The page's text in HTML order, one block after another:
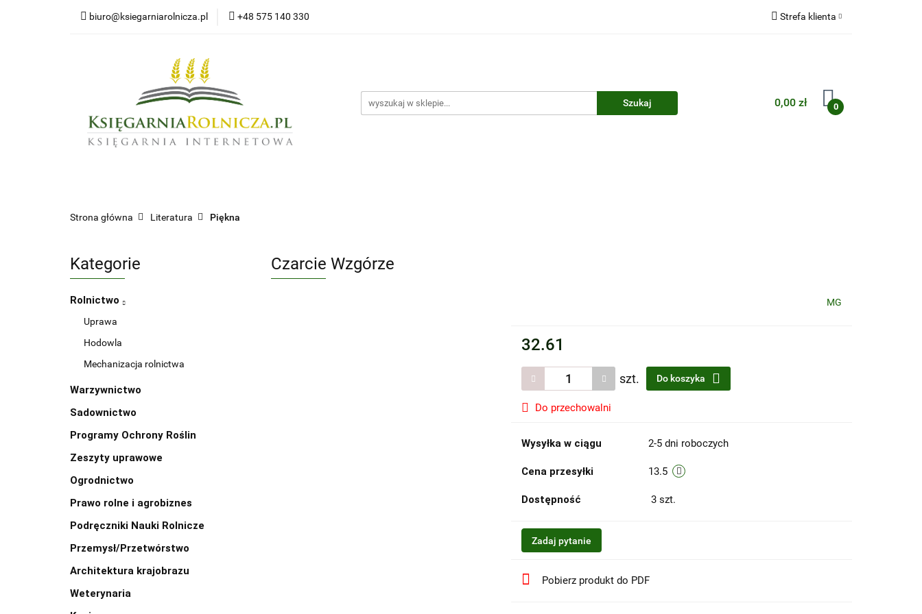
biuro@ksiegarniarolnicza.pl +48 575 140 330 Strefa klienta
Dodaj zgłoszenie
Zgody cookies
0,00 zł 0
Strona główna Literatura Piękna
Kategorie
Rolnictwo
Uprawa
Hodowla
Mechanizacja rolnictwa
Warzywnictwo
Sadownictwo
Programy Ochrony Roślin
Zeszyty uprawowe
Ogrodnictwo
Prawo rolne i agrobiznes
Podręczniki Nauki Rolnicze
Przemysł/Przetwórstwo
Architektura krajobrazu
Weterynaria
Czarcie Wzgórze
MG
32.61
szt. Do koszyka
Do przechowalni
Wysyłka w ciągu 2-5 dni roboczych
Cena przesyłki 13.5
Dostępność 3 szt.
Zadaj pytanie
Pobierz produkt do PDF